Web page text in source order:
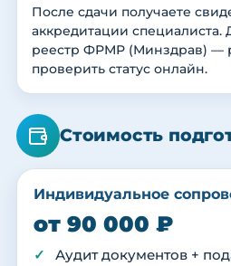
После сдачи получаете
аккредитации специалиста.
реестр ФРМР (Минздрав) —
проверить статус онлайн.
Стоимость
Индивидуальное
от 90 000 ₽
Аудит документов +